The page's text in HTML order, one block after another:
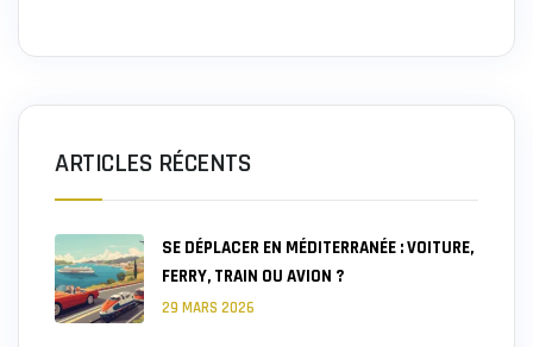
ARTICLES RÉCENTS
SE DÉPLACER EN MÉDITERRANÉE : VOITURE,
FERRY, TRAIN OU AVION ?
29 MARS 2026